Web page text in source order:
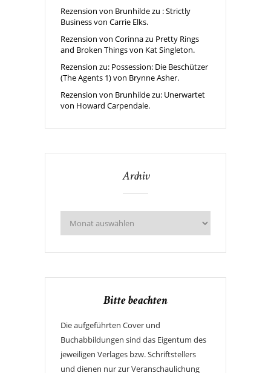
Rezension von Brunhilde zu : Strictly
Business von Carrie Elks.
Rezension von Corinna zu Pretty Rings
and Broken Things von Kat Singleton.
Rezension zu: Possession: Die Beschützer
(The Agents 1) von Brynne Asher.
Rezension von Brunhilde zu: Unerwartet
von Howard Carpendale.
Archiv
Bitte beachten
Die aufgeführten Cover und
Buchabbildungen sind das Eigentum des
jeweiligen Verlages bzw. Schriftstellers
und dienen nur zur Veranschaulichung